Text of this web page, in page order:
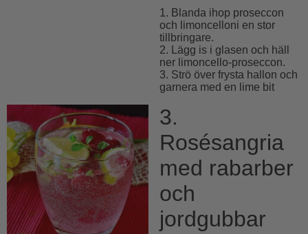
1. Blanda ihop proseccon
och limoncelloni en stor
tillbringare.
2. Lägg is i glasen och häll
ner limoncello-proseccon.
3. Strö över frysta hallon och
garnera med en lime bit
3.
Rosésangria
med rabarber
och
jordgubbar